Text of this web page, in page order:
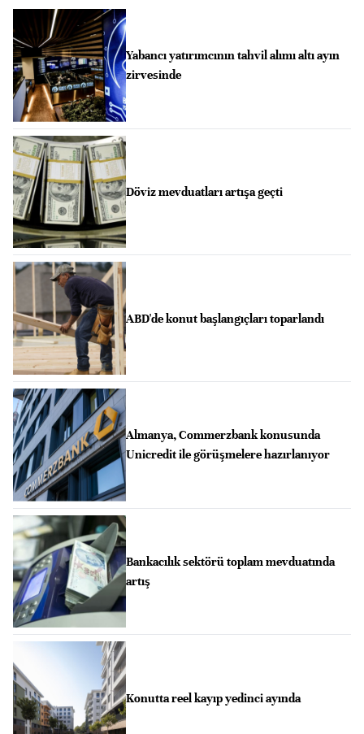
Yabancı yatırımcının tahvil alımı altı ayın
zirvesinde
Döviz mevduatları artışa geçti
ABD'de konut başlangıçları toparlandı
Almanya, Commerzbank konusunda
Unicredit ile görüşmelere hazırlanıyor
Bankacılık sektörü toplam mevduatında
artış
Konutta reel kayıp yedinci ayında